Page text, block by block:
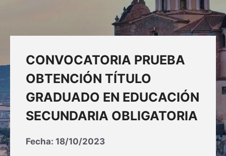
CONVOCATORIA PRUEBA
OBTENCIÓN TÍTULO
GRADUADO EN EDUCACIÓN
SECUNDARIA OBLIGATORIA
Fecha: 18/10/2023